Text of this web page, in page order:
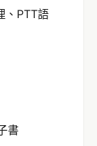
、PTT語
書